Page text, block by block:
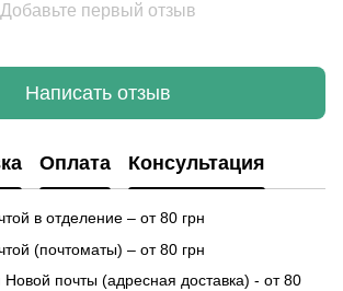
Добавьте первый отзыв
Написать отзыв
Оплата Консультация
в отделение – от 80 грн
(почтоматы) – от 80 грн
почты (адресная доставка) - от 80